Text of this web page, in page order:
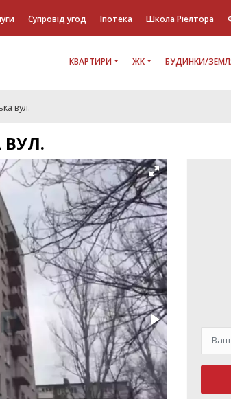
Супровід угод Іпотека Школа Ріелтора
КВАРТИРИ ЖК БУДИНКИ/
вул.
ВУЛ.